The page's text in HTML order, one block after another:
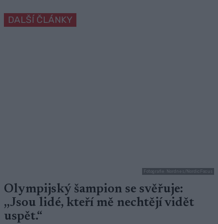
DALŠÍ ČLÁNKY
Fotografie: Nordnes/NordicFocus
Olympijský šampion se svěřuje:
,,Jsou lidé, kteří mě nechtějí vidět
uspět.“